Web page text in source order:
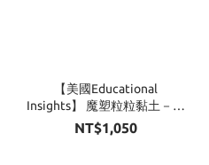
【美國Educational
Insights】 魔塑粒粒黏土－猜
猜樂
NT$1,050